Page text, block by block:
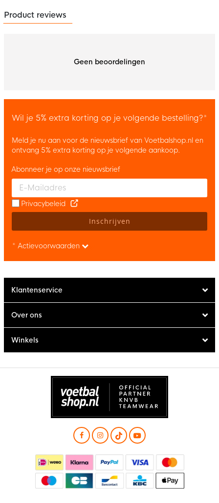
Product reviews
Geen beoordelingen
Wil je 5% extra korting op je volgende bestelling?*
Meld je nu aan voor de nieuwsbrief van Voetbalshop.nl en
ontvang 5% extra korting op je volgende aankoop.
Enter your email and accept the privacy policy to subscribe to
Abonneer je op onze nieuwsbrief
Privacybeleid
Inschrijven
* Actievoorwaarden
Klantenservice
Over ons
Winkels